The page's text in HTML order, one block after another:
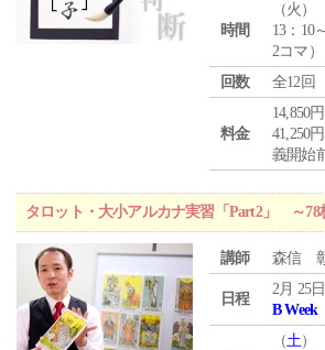
時間
（火 ）
13：10
2コマ）
回数
全12回
料金
14,850
41,250
義開始
タロット・大小アルカナ実習「Part2」 ～
講師 森信
日程
2月 25
B Week
（土）